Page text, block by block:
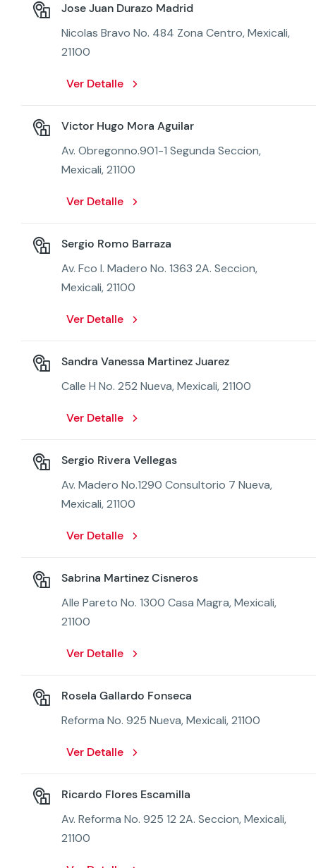
Jose Juan Durazo Madrid
Nicolas Bravo No. 484 Zona Centro, Mexicali,
21100
Ver Detalle
Victor Hugo Mora Aguilar
Av. Obregonno.901-1 Segunda Seccion,
Mexicali, 21100
Ver Detalle
Sergio Romo Barraza
Av. Fco I. Madero No. 1363 2A. Seccion,
Mexicali, 21100
Ver Detalle
Sandra Vanessa Martinez Juarez
Calle H No. 252 Nueva, Mexicali, 21100
Ver Detalle
Sergio Rivera Vellegas
Av. Madero No.1290 Consultorio 7 Nueva,
Mexicali, 21100
Ver Detalle
Sabrina Martinez Cisneros
Alle Pareto No. 1300 Casa Magra, Mexicali,
21100
Ver Detalle
Rosela Gallardo Fonseca
Reforma No. 925 Nueva, Mexicali, 21100
Ver Detalle
Ricardo Flores Escamilla
Av. Reforma No. 925 12 2A. Seccion, Mexicali,
21100